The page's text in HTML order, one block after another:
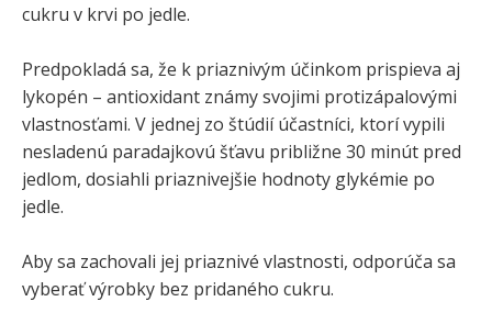
cukru v krvi po jedle.
Predpokladá sa, že k priaznivým účinkom prispieva aj
lykopén – antioxidant známy svojimi protizápalovými
vlastnosťami. V jednej zo štúdií účastníci, ktorí vypili
nesladenú paradajkovú šťavu približne 30 minút pred
jedlom, dosiahli priaznivejšie hodnoty glykémie po
jedle.
Aby sa zachovali jej priaznivé vlastnosti, odporúča sa
vyberať výrobky bez pridaného cukru.